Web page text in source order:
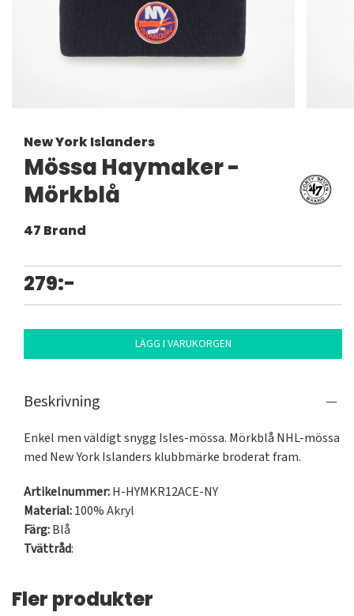
New York Islanders
Mössa Haymaker -
Mörkblå
47 Brand
279:-
LÄGG I VARUKORGEN
Beskrivning
Enkel men väldigt snygg Isles-mössa. Mörkblå NHL-mössa
med New York Islanders klubbmärke broderat fram.
Artikelnummer:H-HYMKR12ACE-NY
Material:100% Akryl
Färg:Blå
Tvättråd:
Fler produkter